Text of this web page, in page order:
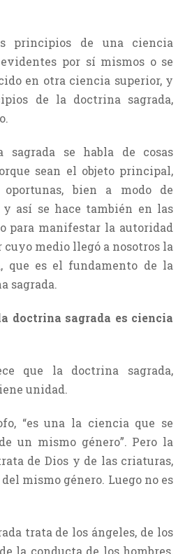
principios de una ciencia
por sí mismos o se
en otra ciencia superior, y
de la doctrina sagrada,
se habla de cosas
sean el objeto principal,
bien a modo de
y así se hace también en las
para manifestar la autoridad
cuyo medio llegó a nosotros la
que es el fundamento de la
sagrada.
doctrina sagrada es ciencia
que la doctrina sagrada,
unidad.
“es una la ciencia que se
un mismo género”. Pero la
de Dios y de las criaturas,
mismo género. Luego no es
trata de los ángeles, de los
la conducta de los hombres,